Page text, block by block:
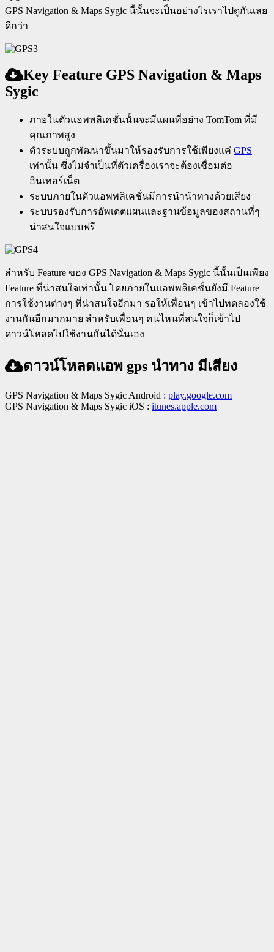
GPS Navigation & Maps Sygic นี้นั้นจะเป็นอย่างไรเราไปดูกันเลย
ดีกว่า
Key Feature GPS Navigation & Maps
Sygic
ภายในตัวแอพพลิเคชั่นนั้นจะมีแผนที่อย่าง TomTom ที่มี
คุณภาพสูง
ตัวระบบถูกพัฒนาขึ้นมาให้รองรับการใช้เพียงแค่ GPS
เท่านั้น ซึ่งไม่จำเป็นที่ตัวเครื่องเราจะต้องเชื่อมต่อ
อินเทอร์เน็ต
ระบบภายในตัวแอพพลิเคชั่นมีการนำนำทางด้วยเสียง
ระบบรองรับการอัพเดตแผนและฐานข้อมูลของสถานที่ๆ
น่าสนใจแบบฟรี
สำหรับ Feature ของ GPS Navigation & Maps Sygic นี้นั้นเป็นเพียง
Feature ที่น่าสนใจเท่านั้น โดยภายในแอพพลิเคชั่นยังมี Feature
การใช้งานต่างๆ ที่น่าสนใจอีกมา รอให้เพื่อนๆ เข้าไปทดลองใช้
งานกันอีกมากมาย สำหรับเพื่อนๆ คนไหนที่สนใจก็เข้าไป
ดาวน์โหลดไปใช้งานกันได้นั่นเอง
ดาวน์โหลดแอพ gps นําทาง มีเสียง
GPS Navigation & Maps Sygic Android : play.google.com
GPS Navigation & Maps Sygic iOS : itunes.apple.com